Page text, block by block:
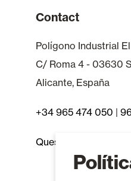
Contact
Polígono Industrial
C/ Roma 4 - 03630
Alicante, España
+34 965 474 050 |
Questions fréquentes